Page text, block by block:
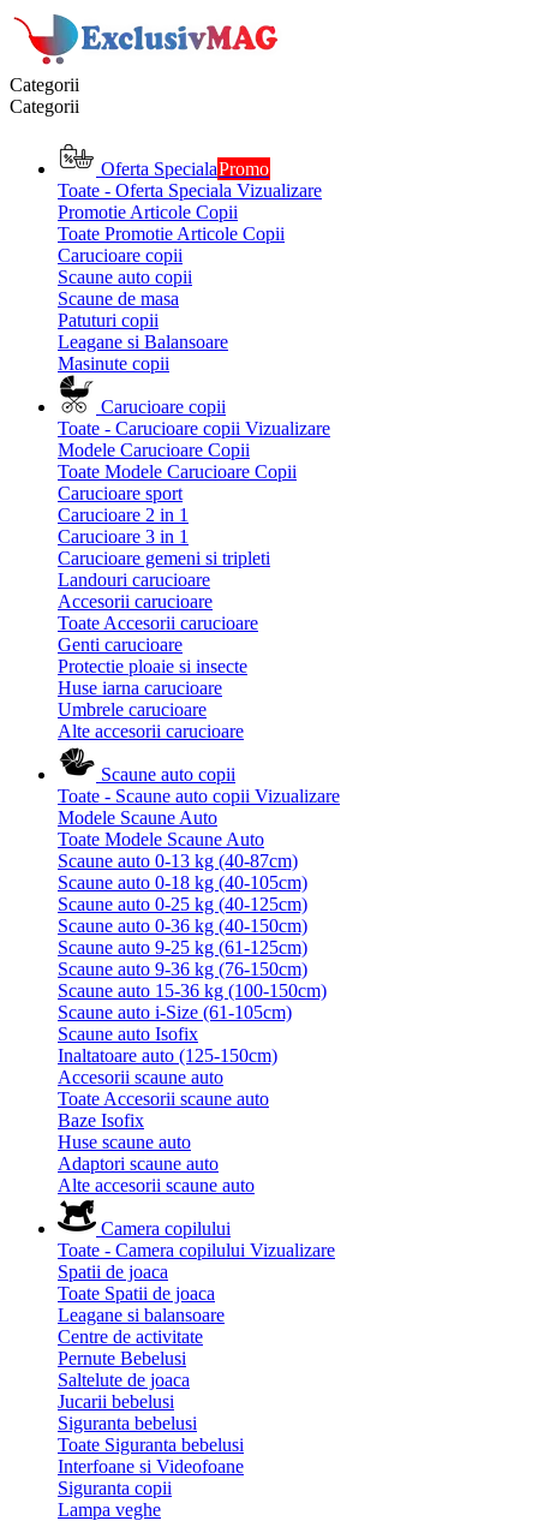
Categorii
Categorii
Oferta SpecialaPromo
Toate - Oferta Speciala Vizualizare
Promotie Articole Copii
Toate Promotie Articole Copii
Carucioare copii
Scaune auto copii
Scaune de masa
Patuturi copii
Leagane si Balansoare
Masinute copii
Carucioare copii
Toate - Carucioare copii Vizualizare
Modele Carucioare Copii
Toate Modele Carucioare Copii
Carucioare sport
Carucioare 2 in 1
Carucioare 3 in 1
Carucioare gemeni si tripleti
Landouri carucioare
Accesorii carucioare
Toate Accesorii carucioare
Genti carucioare
Protectie ploaie si insecte
Huse iarna carucioare
Umbrele carucioare
Alte accesorii carucioare
Scaune auto copii
Toate - Scaune auto copii Vizualizare
Modele Scaune Auto
Toate Modele Scaune Auto
Scaune auto 0-13 kg (40-87cm)
Scaune auto 0-18 kg (40-105cm)
Scaune auto 0-25 kg (40-125cm)
Scaune auto 0-36 kg (40-150cm)
Scaune auto 9-25 kg (61-125cm)
Scaune auto 9-36 kg (76-150cm)
Scaune auto 15-36 kg (100-150cm)
Scaune auto i-Size (61-105cm)
Scaune auto Isofix
Inaltatoare auto (125-150cm)
Accesorii scaune auto
Toate Accesorii scaune auto
Baze Isofix
Huse scaune auto
Adaptori scaune auto
Alte accesorii scaune auto
Camera copilului
Toate - Camera copilului Vizualizare
Spatii de joaca
Toate Spatii de joaca
Leagane si balansoare
Centre de activitate
Pernute Bebelusi
Saltelute de joaca
Jucarii bebelusi
Siguranta bebelusi
Toate Siguranta bebelusi
Interfoane si Videofoane
Siguranta copii
Lampa veghe